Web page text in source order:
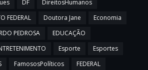
DF
DireitosHumanos
FEDERAL Doutora Jane
Economia
PEDROSA
EDUCAÇÃO
Esporte
Esportes
FamososPolíticos
FEDERAL